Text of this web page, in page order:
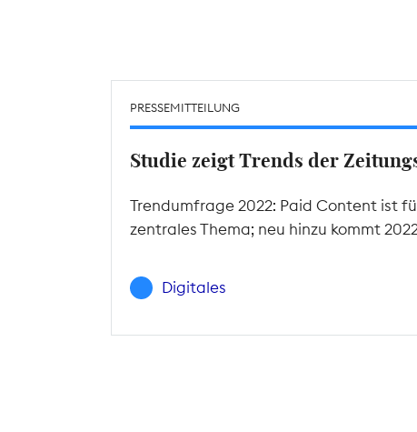
PRESSEMITTEILUNG
Studie zeigt Trends der
Trendumfrage 2022: Paid Content ist
zentrales Thema; neu hinzu kommt
Digitales